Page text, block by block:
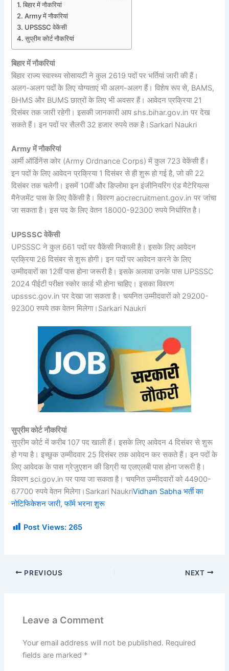
बिहार में नौकरियां
Army में नौकरियां
UPSSSC वेकेंसी
सुप्रीम कोर्ट नौकरियां
बिहार में नौकरियां
बिहार राज्य स्वास्थ्य सोसायटी ने कुल 2619 पदों पर भर्तियां जारी की हैं।
अलग-अलग पदों के लिए योग्यताएं भी अलग-अलग हैं। विशेष रूप से, BAMS,
BHMS और BUMS छात्रों के लिए भी अवसर हैं। आवेदन प्रक्रिया 21
दिसंबर तक जारी रहेगी। इसकी जानकारी आप shs.bihar.gov.in पर देख
सकते हैं। इन पदों पर सैलरी 32 हजार रुपये तक है।Sarkari Naukri
Army में नौकरियां
आर्मी ऑर्डिनेंस कोर (Army Ordnance Corps) में कुल 723 वेकेंसी हैं।
इन पदों के लिए आवेदन प्रक्रिया 1 दिसंबर से ही शुरू हो गई है, जो की 22
दिसंबर तक चलेगी। इसमें 10वीं और डिप्लोमा इन इंजीनियरिंग एंड मैटेरियल्स
मैनेजमेंट पास के लिए वैकेंसी है। विवरण aocrecruitment.gov.in पर जांचा
जा सकता है। इस पद के लिए वेतन 18000-92300 रुपये निर्धारित है।
UPSSSC वेकेंसी
UPSSSC ने कुल 661 पदों पर वैकेंसी निकाली है। इसके लिए आवेदन
प्रक्रिया 26 दिसंबर से शुरू होगी। इन पदों पर आवेदन करने के लिए
उम्मीदवारों का 12वीं पास होना जरूरी है। इसके अलावा उनके पास UPSSSC
2024 पीईटी परीक्षा स्कोर कार्ड भी होना चाहिए। इसका विवरण
upsssc.gov.in पर देखा जा सकता है। चयनित उम्मीदवारों को 29200-
92300 रुपये तक वेतन मिलेगा।Sarkari Naukri
सुप्रीम कोर्ट नौकरियां
सुप्रीम कोर्ट में करीब 107 पद खाली हैं। इसके लिए आवेदन 4 दिसंबर से शुरू
हो गया है। इच्छुक उम्मीदवार 25 दिसंबर तक आवेदन कर सकते हैं। इन पदों के
लिए आवेदक के पास ग्रेजुएशन की डिग्री या एलएलबी पास होना जरूरी है।
विवरण sci.gov.in पर पाया जा सकता है। चयनित उम्मीदवारों को 44900-
67700 रुपये वेतन मिलेगा।Sarkari NaukriVidhan Sabha भर्ती का
नोटिफिकेशन जारी, फॉर्म भरना शुरू
Post Views: 265
PREVIOUS NEXT
Leave a Comment
Your email address will not be published. Required
fields are marked *